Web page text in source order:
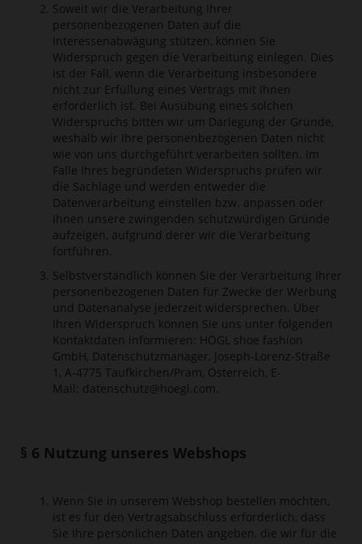
Soweit wir die Verarbeitung Ihrer
personenbezogenen Daten auf die
Interessenabwägung stützen, können Sie
Widerspruch gegen die Verarbeitung einlegen. Dies
ist der Fall, wenn die Verarbeitung insbesondere
nicht zur Erfüllung eines Vertrags mit Ihnen
erforderlich ist. Bei Ausübung eines solchen
Widerspruchs bitten wir um Darlegung der Gründe,
weshalb wir Ihre personenbezogenen Daten nicht
wie von uns durchgeführt verarbeiten sollten. Im
Falle Ihres begründeten Widerspruchs prüfen wir
die Sachlage und werden entweder die
Datenverarbeitung einstellen bzw. anpassen oder
Ihnen unsere zwingenden schutzwürdigen Gründe
aufzeigen, aufgrund derer wir die Verarbeitung
fortführen.
Selbstverständlich können Sie der Verarbeitung Ihrer
personenbezogenen Daten für Zwecke der Werbung
und Datenanalyse jederzeit widersprechen. Über
Ihren Widerspruch können Sie uns unter folgenden
Kontaktdaten informieren: HÖGL shoe fashion
GmbH, Datenschutzmanager, Joseph-Lorenz-Straße
1, A-4775 Taufkirchen/Pram, Österreich, E-
Mail: datenschutz@hoegl.com
§ 6 Nutzung unseres Webshops
Wenn Sie in unserem Webshop bestellen möchten,
ist es für den Vertragsabschluss erforderlich, dass
Sie Ihre persönlichen Daten angeben, die wir für die